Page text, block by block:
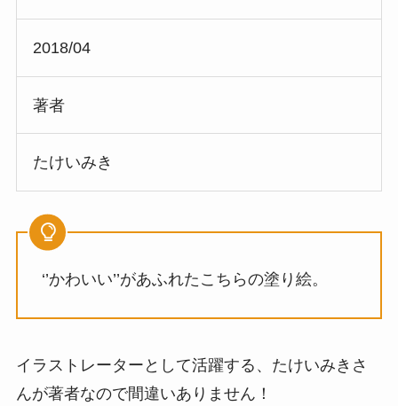
2018/04
著者
たけいみき
‘’かわいい’’があふれたこちらの塗り絵。
イラストレーターとして活躍する、たけいみきさ
んが著者なので間違いありません！